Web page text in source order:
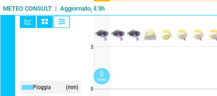
METEO CONSULT Aggiornato, il 3h
Pioggia (mm)
3
0
0
mm